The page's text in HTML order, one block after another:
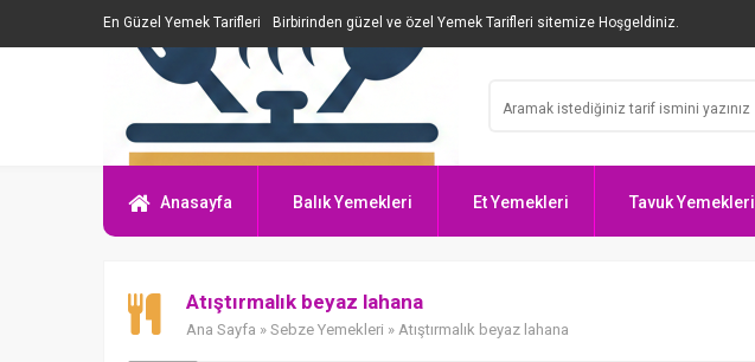
En Güzel Yemek Tarifleri Birbirinden güzel ve özel Yemek Tarifleri sitemize Hoşgeldiniz.
Anasayfa Balık Yemekleri Et Yemekleri Tavuk Yemekleri
Atıştırmalık beyaz lahana
Ana Sayfa » Sebze Yemekleri » Atıştırmalık beyaz lahana